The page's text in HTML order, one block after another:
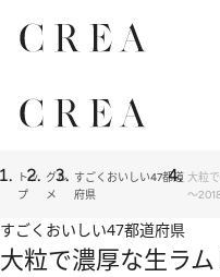
トッ
プ
グル
メ
すごくおいしい47都道
府県
大粒
～
すごくおいしい47都道府県
大粒で濃厚な生ラ